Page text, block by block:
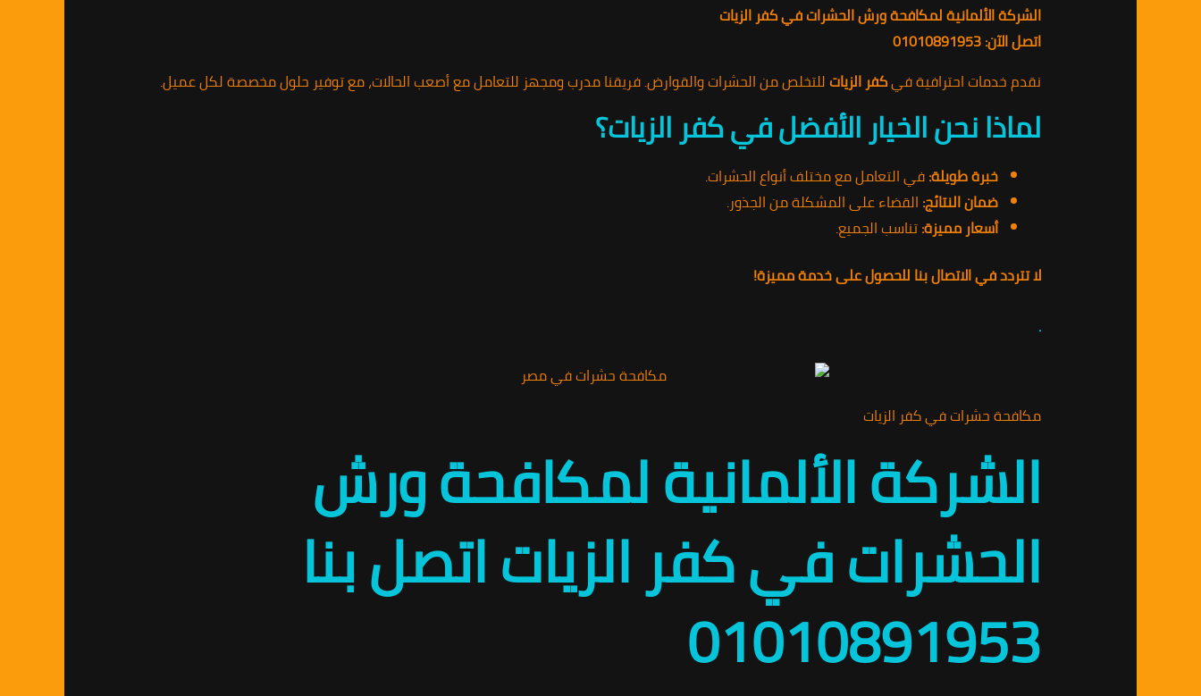
الشركة الألمانية لمكافحة ورش الحشرات في كفر الزيات
اتصل الآن: 01010891953
نقدم خدمات احترافية فيكفر الزيات للتخلص من الحشرات والقوارض. فريقنا مدرب ومجهز للتعامل مع أصعب الحالات، مع توفير حلول مخصصة لكل عميل.
لماذا نحن الخيار الأفضل في كفر الزيات؟
خبرة طويلة:في التعامل مع مختلف أنواع الحشرات.
ضمان النتائج: القضاء على المشكلة من الجذور.
أسعار مميزة:تناسب الجميع.
لا تتردد في الاتصال بنا للحصول على خدمة مميزة!
.
مكافحة حشرات في كفر الزيات
الشركة الألمانية لمكافحة ورش
الحشرات في كفر الزيات اتصل بنا
01010891953